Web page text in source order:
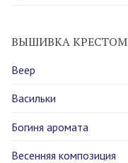
ВЫШИВКА КРЕСТОМ
Веер
Васильки
Богиня аромата
Весенняя композиция